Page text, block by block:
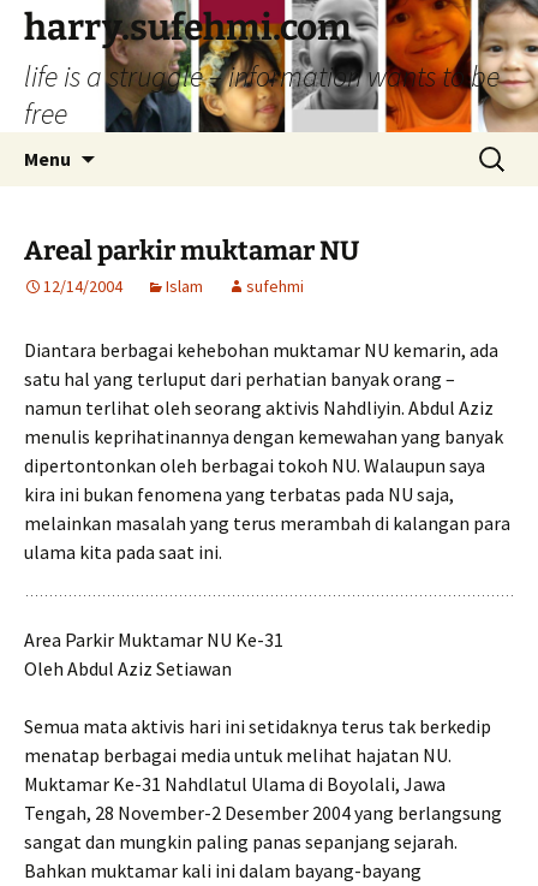
Skip
content
harry.sufehmi.com
life is a struggle – information wants to be
free
Menu
Search
for:
Areal parkir muktamar NU
12/14/2004 Islam sufehmi
Diantara berbagai kehebohan muktamar NU kemarin, ada
satu hal yang terluput dari perhatian banyak orang –
namun terlihat oleh seorang aktivis Nahdliyin. Abdul Aziz
menulis keprihatinannya dengan kemewahan yang banyak
dipertontonkan oleh berbagai tokoh NU. Walaupun saya
kira ini bukan fenomena yang terbatas pada NU saja,
melainkan masalah yang terus merambah di kalangan para
ulama kita pada saat ini.
Area Parkir Muktamar NU Ke-31
Oleh Abdul Aziz Setiawan
Semua mata aktivis hari ini setidaknya terus tak berkedip
menatap berbagai media untuk melihat hajatan NU.
Muktamar Ke-31 Nahdlatul Ulama di Boyolali, Jawa
Tengah, 28 November-2 Desember 2004 yang berlangsung
sangat dan mungkin paling panas sepanjang sejarah.
Bahkan muktamar kali ini dalam bayang-bayang